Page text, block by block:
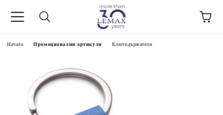
Начало Промоционални артикули Ключодържатели